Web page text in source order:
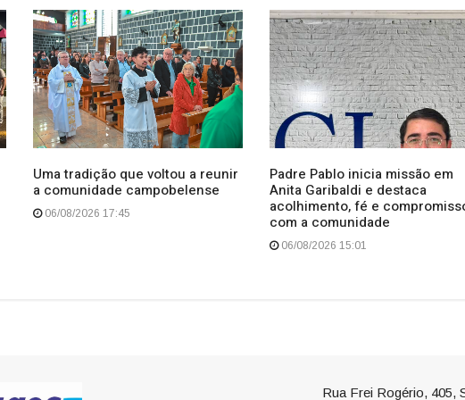
Uma tradição que voltou a reunir
a comunidade campobelense
06/08/2026 17:45
Padre Pablo inicia missão em
Anita Garibaldi e destaca
acolhimento, fé e
com a comunidade
06/08/2026 15:01
Rua Frei Rogério, 405,